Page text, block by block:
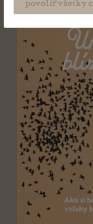
povoliť všetky